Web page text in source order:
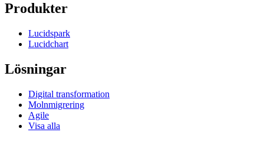
Produkter
Lucidspark
Lucidchart
Lösningar
Digital transformation
Molnmigrering
Agile
Visa alla